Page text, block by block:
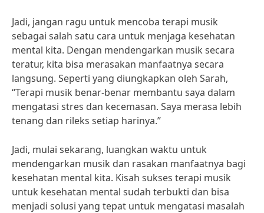
Jadi, jangan ragu untuk mencoba terapi musik
sebagai salah satu cara untuk menjaga kesehatan
mental kita. Dengan mendengarkan musik secara
teratur, kita bisa merasakan manfaatnya secara
langsung. Seperti yang diungkapkan oleh Sarah,
“Terapi musik benar-benar membantu saya dalam
mengatasi stres dan kecemasan. Saya merasa lebih
tenang dan rileks setiap harinya.”
Jadi, mulai sekarang, luangkan waktu untuk
mendengarkan musik dan rasakan manfaatnya bagi
kesehatan mental kita. Kisah sukses terapi musik
untuk kesehatan mental sudah terbukti dan bisa
menjadi solusi yang tepat untuk mengatasi masalah